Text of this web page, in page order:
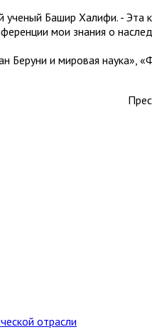
ученый Башир Халифи. -
мои знания о
и мировая наука»,
отрасли